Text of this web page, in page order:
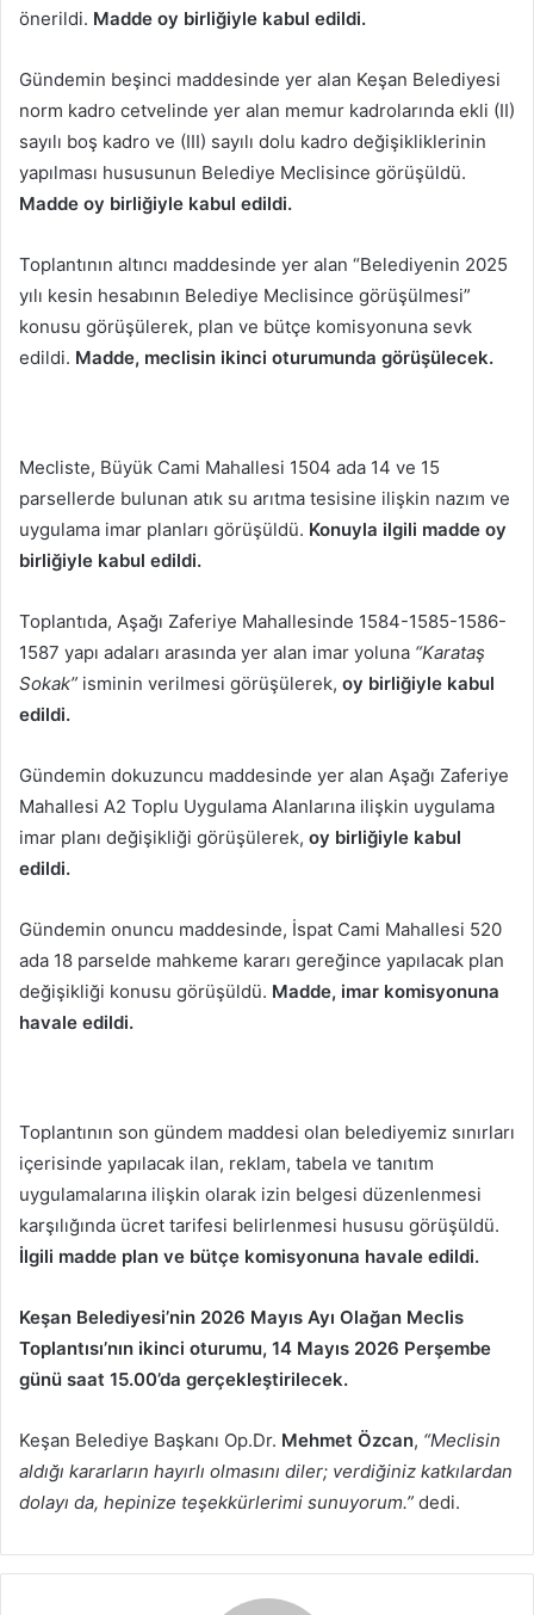
önerildi. Madde oy birliğiyle kabul edildi.
Gündemin beşinci maddesinde yer alan Keşan Belediyesi
norm kadro cetvelinde yer alan memur kadrolarında ekli (II)
sayılı boş kadro ve (III) sayılı dolu kadro değişikliklerinin
yapılması hususunun Belediye Meclisince görüşüldü.
Madde oy birliğiyle kabul edildi.
Toplantının altıncı maddesinde yer alan “Belediyenin 2025
yılı kesin hesabının Belediye Meclisince görüşülmesi”
konusu görüşülerek, plan ve bütçe komisyonuna sevk
edildi. Madde, meclisin ikinci oturumunda görüşülecek.
Mecliste, Büyük Cami Mahallesi 1504 ada 14 ve 15
parsellerde bulunan atık su arıtma tesisine ilişkin nazım ve
uygulama imar planları görüşüldü. Konuyla ilgili madde oy
birliğiyle kabul edildi.
Toplantıda, Aşağı Zaferiye Mahallesinde 1584-1585-1586-
1587 yapı adaları arasında yer alan imar yoluna “Karataş
Sokak” isminin verilmesi görüşülerek, oy birliğiyle kabul
edildi.
Gündemin dokuzuncu maddesinde yer alan Aşağı Zaferiye
Mahallesi A2 Toplu Uygulama Alanlarına ilişkin uygulama
imar planı değişikliği görüşülerek, oy birliğiyle kabul
edildi.
Gündemin onuncu maddesinde, İspat Cami Mahallesi 520
ada 18 parselde mahkeme kararı gereğince yapılacak plan
değişikliği konusu görüşüldü. Madde, imar komisyonuna
havale edildi.
Toplantının son gündem maddesi olan belediyemiz sınırları
içerisinde yapılacak ilan, reklam, tabela ve tanıtım
uygulamalarına ilişkin olarak izin belgesi düzenlenmesi
karşılığında ücret tarifesi belirlenmesi hususu görüşüldü.
İlgili madde plan ve bütçe komisyonuna havale edildi.
Keşan Belediyesi’nin 2026 Mayıs Ayı Olağan Meclis
Toplantısı’nın ikinci oturumu, 14 Mayıs 2026 Perşembe
günü saat 15.00’da gerçekleştirilecek.
Keşan Belediye Başkanı Op.Dr. Mehmet Özcan, “Meclisin
aldığı kararların hayırlı olmasını diler; verdiğiniz katkılardan
dolayı da, hepinize teşekkürlerimi sunuyorum.” dedi.